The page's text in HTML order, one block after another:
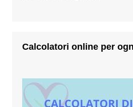
Calcolatori online per